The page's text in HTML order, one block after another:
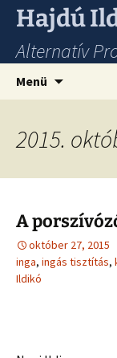
Hajdú
Alternatív
Menü
2015.
A
október 27, 2015
inga, ingás tisztítás,
Ildikó